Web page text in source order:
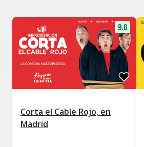
9.6
Corta el Cable Rojo, en
Madrid